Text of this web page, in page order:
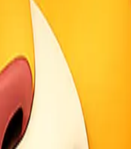
layanan terbaik. Tim
Anda dan memberikan
tangga, hingga barang
listrik rumah tangga.